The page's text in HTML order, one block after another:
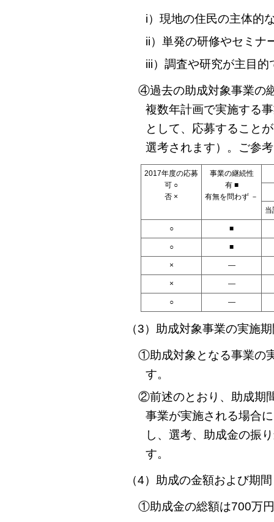
i）現地の住民の主体的
ii）単発の研修やセミナ
iii）調査や研究が主目的
④過去の助成対象事業の
複数年計画で実施する
として、応募すること
選考されます）。ご参
2017年度の応募
可 ○
否 ×
事業の継続性
有 ■
有無を問わず －
○ ■
○ ■
× ―
× ―
○ ―
（3）助成対象事業の実施
①助成対象となる事業の
す。
②前述のとおり、助成期
事業が実施される場合
し、選考、助成金の振
す。
（4）助成の金額および期間
①助成金の総額は700万